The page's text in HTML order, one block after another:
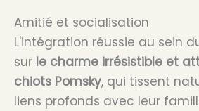
Amitié et socialisation
L'intégration réussie au sein
sur le charme irrésistible et
chiots Pomsky, qui tissent
liens profonds avec leur